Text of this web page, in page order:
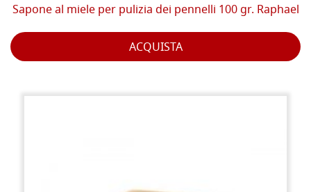
Sapone al miele per pulizia dei pennelli 100 gr. Raphael
ACQUISTA